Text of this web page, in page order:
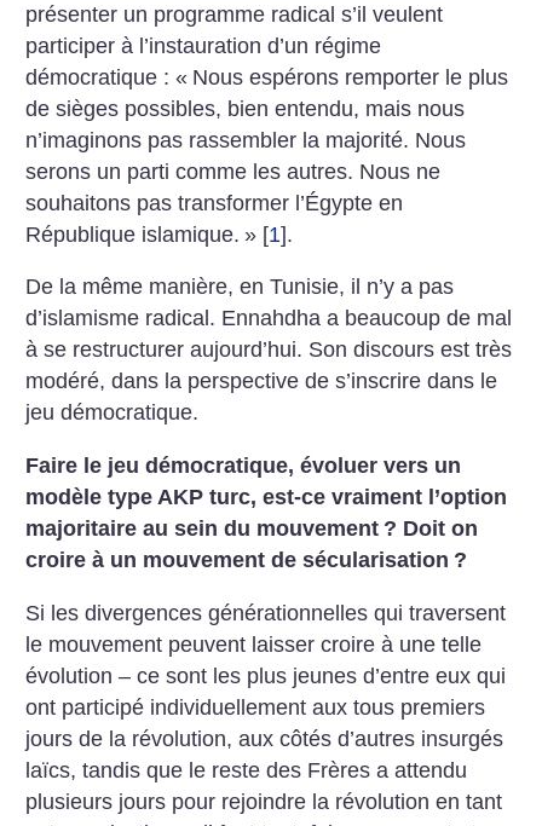
présenter un programme radical s’il veulent
participer à l’instauration d’un régime
démocratique : « Nous espérons remporter le plus
de sièges possibles, bien entendu, mais nous
n’imaginons pas rassembler la majorité. Nous
serons un parti comme les autres. Nous ne
souhaitons pas transformer l’Égypte en
République islamique. » [1].
De la même manière, en Tunisie, il n’y a pas
d’islamisme radical. Ennahdha a beaucoup de mal
à se restructurer aujourd’hui. Son discours est très
modéré, dans la perspective de s’inscrire dans le
jeu démocratique.
Faire le jeu démocratique, évoluer vers un
modèle type AKP turc, est-ce vraiment l’option
majoritaire au sein du mouvement ? Doit on
croire à un mouvement de sécularisation ?
Si les divergences générationnelles qui traversent
le mouvement peuvent laisser croire à une telle
évolution – ce sont les plus jeunes d’entre eux qui
ont participé individuellement aux tous premiers
jours de la révolution, aux côtés d’autres insurgés
laïcs, tandis que le reste des Frères a attendu
plusieurs jours pour rejoindre la révolution en tant